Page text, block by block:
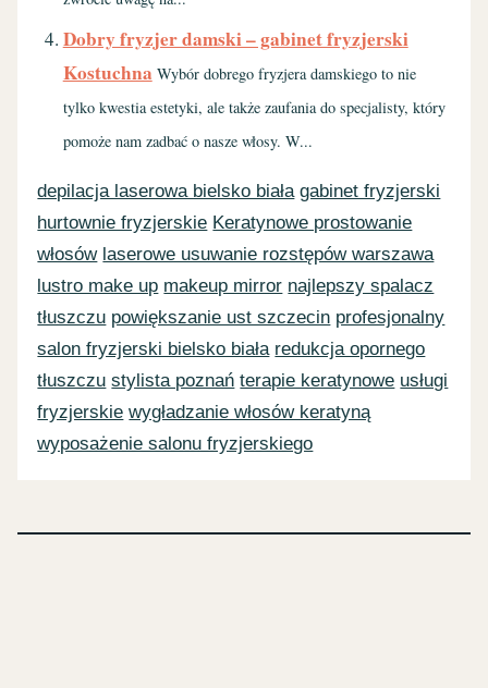
Dobry fryzjer damski – gabinet fryzjerski
Kostuchna Wybór dobrego fryzjera damskiego to nie
tylko kwestia estetyki, ale także zaufania do specjalisty, który
pomoże nam zadbać o nasze włosy. W...
depilacja laserowa bielsko biała gabinet fryzjerski
hurtownie fryzjerskie Keratynowe prostowanie
włosów laserowe usuwanie rozstępów warszawa
lustro make up makeup mirror najlepszy spalacz
tłuszczu powiększanie ust szczecin profesjonalny
salon fryzjerski bielsko biała redukcja opornego
tłuszczu stylista poznań terapie keratynowe usługi
fryzjerskie wygładzanie włosów keratyną
wyposażenie salonu fryzjerskiego